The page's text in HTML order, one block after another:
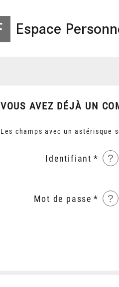
Espace
VOUS AVEZ DÉJÀ UN
Les champs avec un astérisque
Identifiant ?
Mot de passe ?